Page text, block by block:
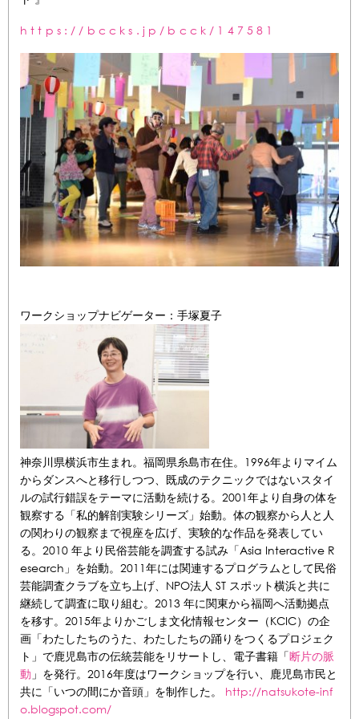
https://bccks.jp/bcck/147581
ワークショップナビゲーター：手塚夏子
神奈川県横浜市生まれ。福岡県糸島市在住。1996年よりマイム
からダンスへと移行しつつ、既成のテクニックではないスタイ
ルの試行錯誤をテーマに活動を続ける。2001年より自身の体を
観察する「私的解剖実験シリーズ」始動。体の観察から人と人
の関わりの観察まで視座を広げ、実験的な作品を発表してい
る。2010 年より民俗芸能を調査する試み「Asia Interactive R
esearch」を始動。2011年には関連するプログラムとして民俗
芸能調査クラブを立ち上げ、NPO法人 ST スポット横浜と共に
継続して調査に取り組む。2013 年に関東から福岡へ活動拠点
を移す。2015年よりかごしま文化情報センター（KCIC）の企
画「わたしたちのうた、わたしたちの踊りをつくるプロジェク
ト」で鹿児島市の伝統芸能をリサートし、電子書籍「断片の脈
動 」を発行。2016年度はワークショップを行い、鹿児島市民と
共に「いつの間にか音頭」を制作した。 http://natsukote-inf
o.blogspot.com/